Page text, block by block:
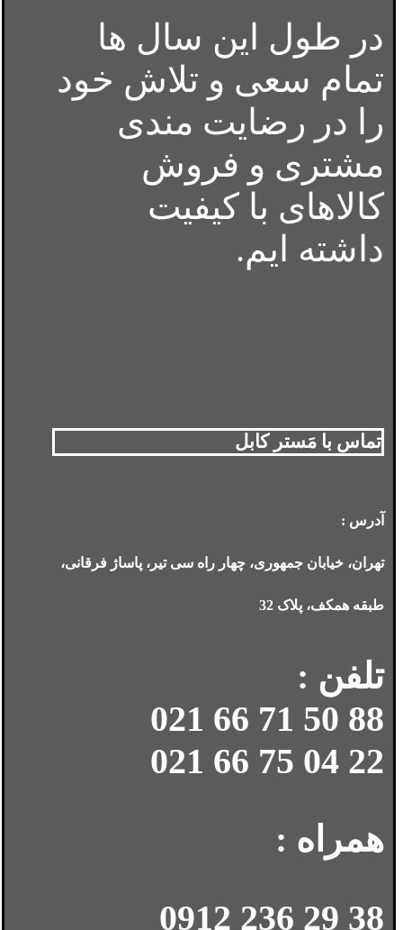
در طول این سال ها
تمام سعی و تلاش خود
را در رضایت مندی
مشتری و فروش
کالاهای با کیفیت
داشته ایم.
تماس با مَستر کابل
آدرس :
تهران، خیابان جمهوری، چهار راه سی تیر، پاساژ فرقانی،
طبقه همکف، پلاک 32
تلفن :
88 50 71 66 021
22 04 75 66 021
همراه :
38 29 236 0912